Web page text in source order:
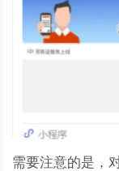
需要注意的是，